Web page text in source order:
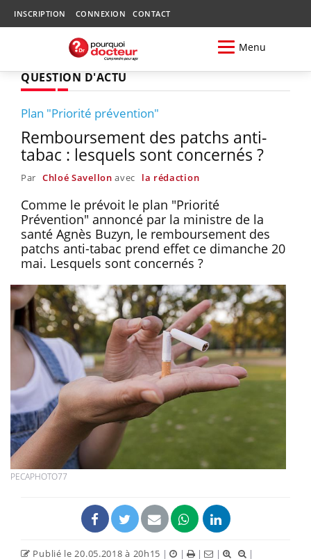
INSCRIPTION CONNEXION CONTACT
Menu
QUESTION D'ACTU
Plan "Priorité prévention"
Remboursement des patchs anti-
tabac : lesquels sont concernés ?
Par Chloé Savellon avec la rédaction
Comme le prévoit le plan "Priorité
Prévention" annoncé par la ministre de la
santé Agnès Buzyn, le remboursement des
patchs anti-tabac prend effet ce dimanche 20
mai. Lesquels sont concernés ?
PECAPHOTO77
Publié le 20.05.2018 à 20h15 | | | |
|